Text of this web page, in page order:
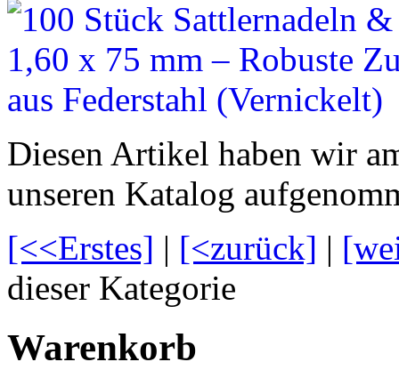
Diesen Artikel haben wir
unseren Katalog
[<<Erstes] | [<zurück] |
dieser Kategorie
Warenkorb